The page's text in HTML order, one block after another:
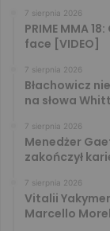
7 sierpnia 2026
PRIME MMA
face [VIDEO]
7 sierpnia 2026
Błachowicz
na słowa
7 sierpnia 2026
Menedżer
zakończył
7 sierpnia 2026
Vitalii
Marcello